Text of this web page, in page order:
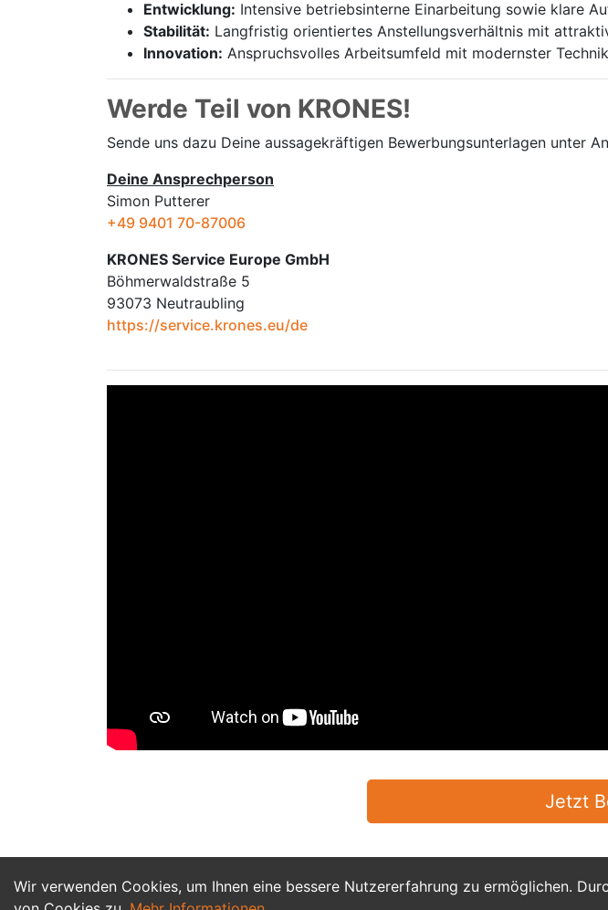
Wir verwenden Cookies, um Ihnen eine bessere Nutzererfahrung zu ermöglichen.
Entwicklung: Intensive betriebsinterne Einarbeitung sowie klare
Stabilität: Langfristig orientiertes Anstellungsverhältnis mit
Innovation: Anspruchsvolles Arbeitsumfeld mit modernster
Werde Teil von KRONES!
Sende uns dazu Deine aussage­kräftigen Bewerbungsunterlagen unter
Deine Ansprechperson
Simon Putterer
+49 9401 70-87006
KRONES Service Europe GmbH
Böhmerwaldstraße 5
93073 Neutraubling
https://service.krones.eu/de
Jetzt